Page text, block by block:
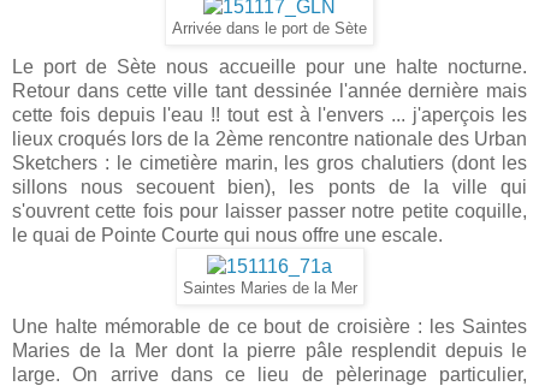
Arrivée dans le port de Sète
Le port de Sète nous accueille pour une halte nocturne.
Retour dans cette ville tant dessinée l'année dernière mais
cette fois depuis l'eau !! tout est à l'envers ... j'aperçois les
lieux croqués lors de la 2ème rencontre nationale des Urban
Sketchers : le cimetière marin, les gros chalutiers (dont les
sillons nous secouent bien), les ponts de la ville qui
s'ouvrent cette fois pour laisser passer notre petite coquille,
le quai de Pointe Courte qui nous offre une escale.
Saintes Maries de la Mer
Une halte mémorable de ce bout de croisière : les Saintes
Maries de la Mer dont la pierre pâle resplendit depuis le
large. On arrive dans ce lieu de pèlerinage particulier,